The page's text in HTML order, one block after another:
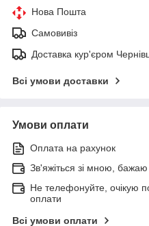
Нова Пошта
Самовивіз
Доставка кур'єром
Всі умови доставки
Умови оплати
Оплата на рахунок
Зв'яжіться зі мною,
Не телефонуйте, очікую
оплати
Всі умови оплати